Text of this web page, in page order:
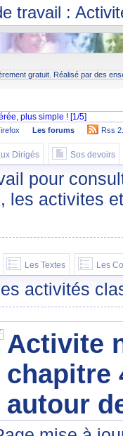
travail :
gratuit. Réalisé par des
Les forums Rss
Dirigés Sos devoirs
pour
les activites
Les Textes Les
activités
Activite
chapitre
autour